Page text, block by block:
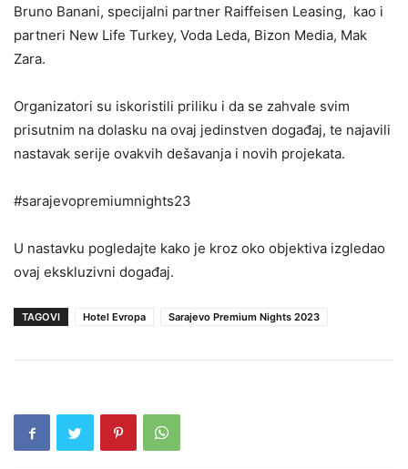
Bruno Banani, specijalni partner Raiffeisen Leasing, kao i
partneri New Life Turkey, Voda Leda, Bizon Media, Mak
Zara.
Organizatori su iskoristili priliku i da se zahvale svim
prisutnim na dolasku na ovaj jedinstven događaj, te najavili
nastavak serije ovakvih dešavanja i novih projekata.
#sarajevopremiumnights23
U nastavku pogledajte kako je kroz oko objektiva izgledao
ovaj ekskluzivni događaj.
TAGOVI Hotel Evropa Sarajevo Premium Nights 2023